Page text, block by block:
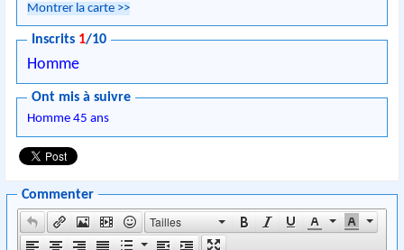
Montrer la carte >>
Inscrits 1/10
Homme
Ont mis à suivre
Homme 45 ans
Commenter
Tailles